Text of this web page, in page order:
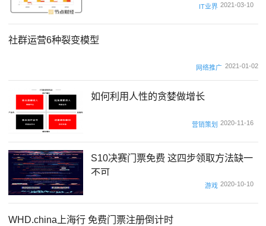
IT业界 2021-03-10
社群运营6种裂变模型
网络推广 2021-01-02
如何利用人性的贪婪做增长
营销策划 2020-11-16
S10决赛门票免费 这四步领取方法缺一
不可
游戏 2020-10-10
WHD.china上海行 免费门票注册倒计时